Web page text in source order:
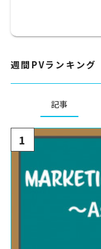
週間PVランキング
記事
1